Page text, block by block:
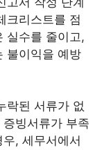
크리스트를 점
실수를 줄이고,
불이익을 예방
락된 서류가 없
빙서류가 부족
, 세무서에서